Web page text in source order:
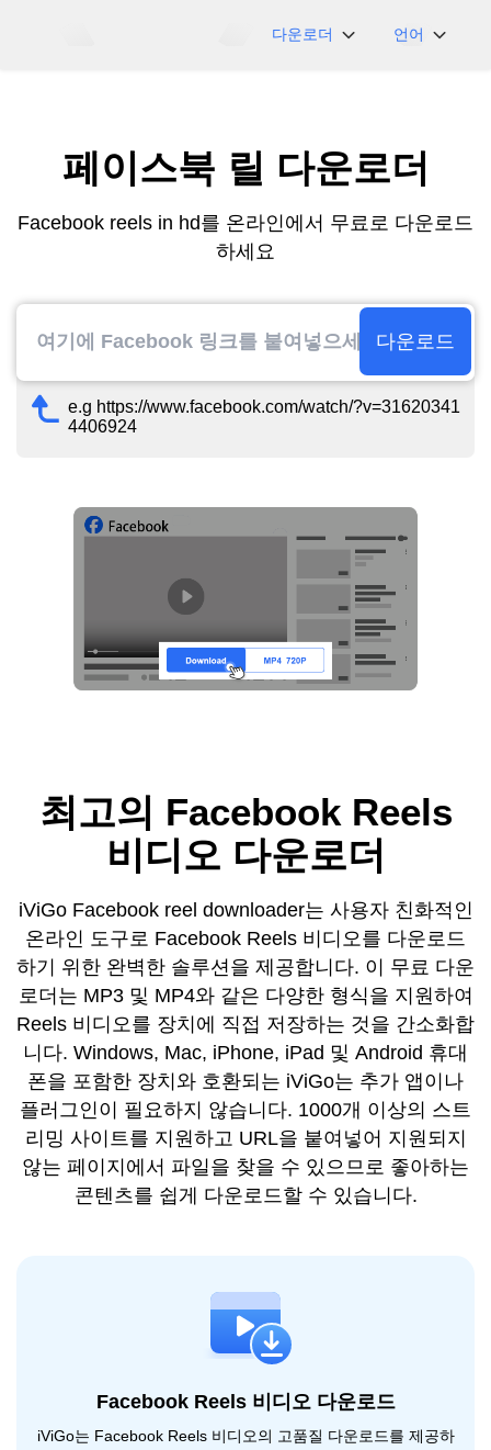
다운로더
iFunny
Vimeo
OnlyFans
언어
Español
Deutsch
Português
페이스북 릴 다운로더
Facebook reels in hd를 온라인에서 무료로 다운로드
하세요
다운로드
e.g https://www.facebook.com/watch/?v=31620341
4406924
최고의 Facebook Reels
비디오 다운로더
iViGo Facebook reel downloader는 사용자 친화적인
온라인 도구로 Facebook Reels 비디오를 다운로드
하기 위한 완벽한 솔루션을 제공합니다. 이 무료 다운
로더는 MP3 및 MP4와 같은 다양한 형식을 지원하여
Reels 비디오를 장치에 직접 저장하는 것을 간소화합
니다. Windows, Mac, iPhone, iPad 및 Android 휴대
폰을 포함한 장치와 호환되는 iViGo는 추가 앱이나
플러그인이 필요하지 않습니다. 1000개 이상의 스트
리밍 사이트를 지원하고 URL을 붙여넣어 지원되지
않는 페이지에서 파일을 찾을 수 있으므로 좋아하는
콘텐츠를 쉽게 다운로드할 수 있습니다.
Facebook Reels 비디오 다운로드
iViGo는 Facebook Reels 비디오의 고품질 다운로드를 제공하